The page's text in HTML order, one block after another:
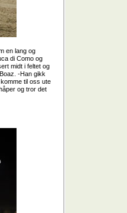
en lang og
di Como og
midt i feltet og
-Han gikk
til oss ute
og tror det